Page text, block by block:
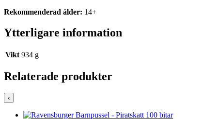
Rekommenderad ålder: 14+
Ytterligare information
Vikt 934 g
Relaterade produkter
‹